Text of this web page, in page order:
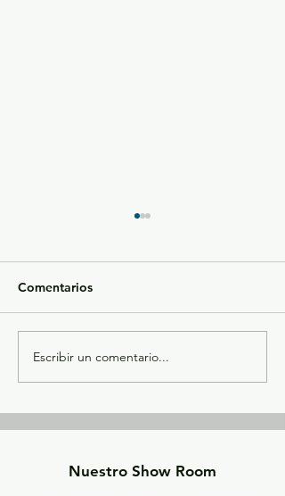
Instalación Silla S de
Peluquería
Comentarios
Escribir un comentario...
Nuestro Show Room